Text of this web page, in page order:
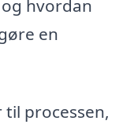
hvordan
en
processen,